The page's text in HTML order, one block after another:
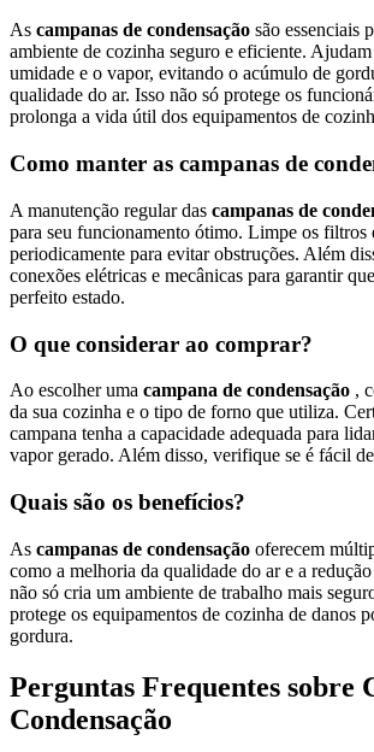
As campanas de condensação são essenciais
ambiente de cozinha seguro e eficiente.
umidade e o vapor, evitando o acúmulo de
qualidade do ar. Isso não só protege os
prolonga a vida útil dos equipamentos de
Como manter as campanas de
A manutenção regular das campanas de
para seu funcionamento ótimo. Limpe os filtros
periodicamente para evitar obstruções. Além
conexões elétricas e mecânicas para garantir
perfeito estado.
O que considerar ao comprar?
Ao escolher uma campana de condensação ,
da sua cozinha e o tipo de forno que utiliza.
campana tenha a capacidade adequada para
vapor gerado. Além disso, verifique se é fácil
Quais são os benefícios?
As campanas de condensação oferecem
como a melhoria da qualidade do ar e a
não só cria um ambiente de trabalho mais
protege os equipamentos de cozinha de danos
gordura.
Perguntas Frequentes sobre
Condensação